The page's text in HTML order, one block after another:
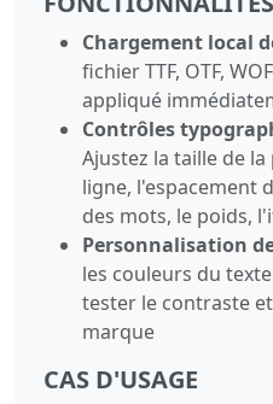
Chargement local
fichier TTF, OTF,
appliqué
Contrôles
Ajustez la taille de
ligne, l'espacement
des mots, le poids,
Personnalisation
les couleurs du
tester le contraste
marque
CAS D'USAGE